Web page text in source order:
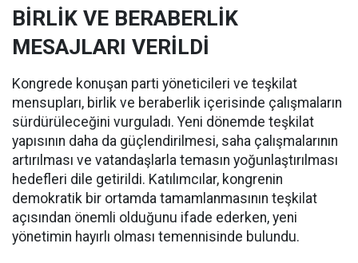
BİRLİK VE BERABERLİK
MESAJLARI VERİLDİ
Kongrede konuşan parti yöneticileri ve teşkilat
mensupları, birlik ve beraberlik içerisinde çalışmaların
sürdürüleceğini vurguladı. Yeni dönemde teşkilat
yapısının daha da güçlendirilmesi, saha çalışmalarının
artırılması ve vatandaşlarla temasın yoğunlaştırılması
hedefleri dile getirildi. Katılımcılar, kongrenin
demokratik bir ortamda tamamlanmasının teşkilat
açısından önemli olduğunu ifade ederken, yeni
yönetimin hayırlı olması temennisinde bulundu.